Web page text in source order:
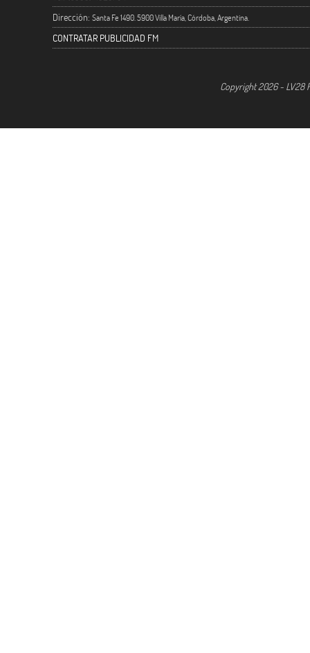
Dirección: Santa Fe 1490. 5900 Villa María, Córdoba, Argentina.
CONTRATAR PUBLICIDAD FM
Copyright 2026 - LV28